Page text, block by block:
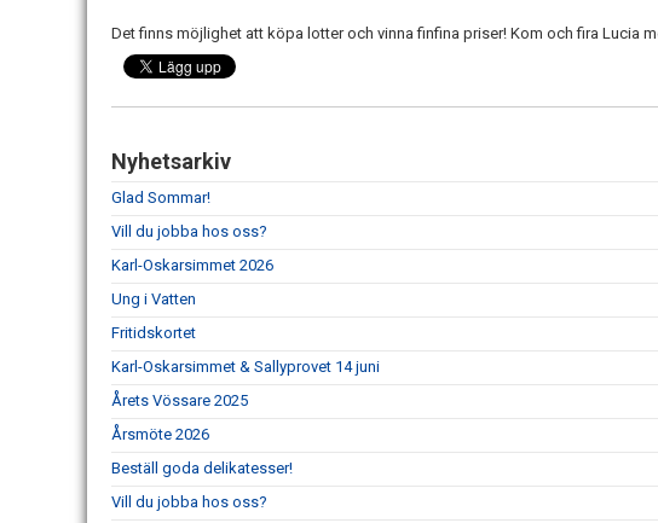
Det finns möjlighet att köpa lotter och vinna finfina priser! Kom och fira Lucia
Nyhetsarkiv
Glad Sommar!
Vill du jobba hos oss?
Karl-Oskarsimmet 2026
Ung i Vatten
Fritidskortet
Karl-Oskarsimmet & Sallyprovet 14 juni
Årets Vössare 2025
Årsmöte 2026
Beställ goda delikatesser!
Vill du jobba hos oss?